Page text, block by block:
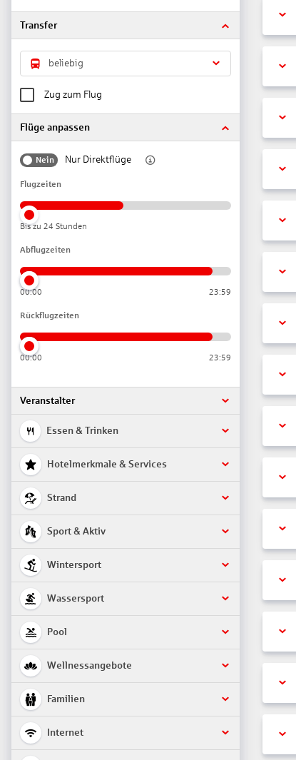
Transfer
beliebig
Zug zum Flug
Flüge anpassen
Nein Nur Direktflüge
Flugzeiten
Bis zu 24 Stunden
Abflugzeiten
00:00 23:59
Rückflugzeiten
00:00 23:59
Veranstalter
Essen & Trinken
Hotelmerkmale & Services
Strand
Sport & Aktiv
Wintersport
Wassersport
Pool
Wellnessangebote
Familien
Internet